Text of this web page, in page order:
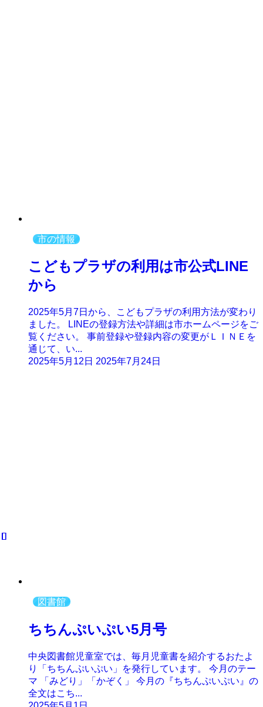
市の情報
こどもプラザの利用は市公式LINE
から
2025年5月7日から、こどもプラザの利用方法が変わり
ました。 LINEの登録方法や詳細は市ホームページをご
覧ください。 事前登録や登録内容の変更がＬＩＮＥを
通じて、い...
2025年5月12日 2025年7月24日
図書館
ちちんぷいぷい5月号
中央図書館児童室では、毎月児童書を紹介するおたよ
り「ちちんぷいぷい」を発行しています。 今月のテー
マ 「みどり」「かぞく」 今月の『ちちんぷいぷい』の
全文はこち...